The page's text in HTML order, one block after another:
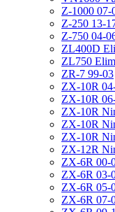
Z-1000 07-
Z-250 13-
Z-750 04-
ZL400D
ZL750
ZR-7 99-03
ZX-10R
ZX-10R
ZX-10R
ZX-10R
ZX-10R
ZX-12R
ZX-6R 00-
ZX-6R 03-
ZX-6R 05-
ZX-6R 07-